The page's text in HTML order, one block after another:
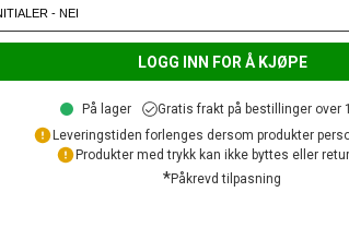
LOGG INN FOR Å KJØPE
På lager
Gratis frakt på bestillinger over
Leveringstiden forlenges dersom produkter
Produkter med trykk kan ikke byttes eller
*Påkrevd tilpasning